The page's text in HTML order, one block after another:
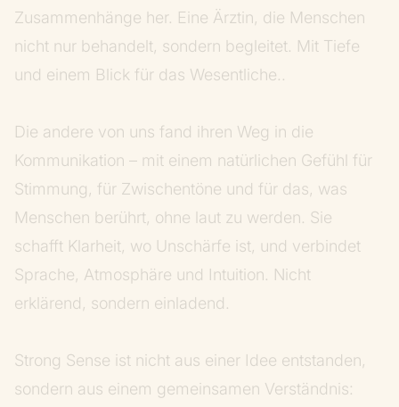
Zusammenhänge her. Eine Ärztin, die Menschen
nicht nur behandelt, sondern begleitet. Mit Tiefe
und einem Blick für das Wesentliche..
Die andere von uns fand ihren Weg in die
Kommunikation – mit einem natürlichen Gefühl für
Stimmung, für Zwischentöne und für das, was
Menschen berührt, ohne laut zu werden. Sie
schafft Klarheit, wo Unschärfe ist, und verbindet
Sprache, Atmosphäre und Intuition. Nicht
erklärend, sondern einladend.
Strong Sense ist nicht aus einer Idee entstanden,
sondern aus einem gemeinsamen Verständnis: